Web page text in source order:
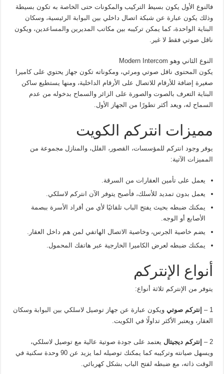
فالنوع الأول يكون بسيط التركيب والمكونات حتى الخاصة به تكون بسيطة
وذلك يكون عبارة عن شبكة اتصال داخلي بين البوابة الرئيسية، وسكان
البناية الواحدة، كما يمكن تركيبه بين مكاتب المديرين والمساعدين، ويكون
ناقل صوتي فقط لا غير.
النوع الثاني وهو Modern Intercom
يكون المحتوى ناقل صوتي ومرئي، ومكوناته تكون جهاز يحتوي على كاميرا
صغيرة إضافة للأرقام للاتصال على الأرقام الداخلية، ومنها يستطيع ساكن
البناية التعرف بالصوت والصورة على الزائر والسماح بدخوله من عدم
السماح له، ويعد أكثر تطورًا من الجهاز الأول.
مميزات انتركم الكويت
يوفر وجود انتركم للمؤسسات، القصور، الفلل، والمنازل مجموعة من
المميزات الآتية:
يعمل على تأمين العقارات من السرقة.
يعمل بدون تمديد للأسلك، فأصبح يتوفر الآن انتركم لاسلكي.
يمكنك ضبطه بحيث يفتح الباب تلقائيًا لأي من أفراد الأسرة ببصمة
الأصابع أو الوجه.
يضم خاصية الجرس، وخاصية الاتصال الهاتفي لمن هم داخل العقار.
يمكنك ضبطه لعرض الكاميرا الخارجية عبر هاتفك المحمول.
أنواع الإنتركم
يتوفر من الإنتركم ثلاثة أنواع:
1 – إنتركم صوتي ويكون عبارة عن جهاز توصيل لاسلكي بين البوابة وسكان
العقار، ويعتبر الأكثر تداولًا في الكويت.
2 – إنتركم ديجيتال يعتمد على جودة صوتية عالية مع توصيل لاسلكي،
ويسهل صيانته وتركيبه كما يمكنك توصيله لما يزيد عن 90 وحدة سكنية في
الوقت ذاته، مع ضبطه لفتح الباب بشكل كهربائي.